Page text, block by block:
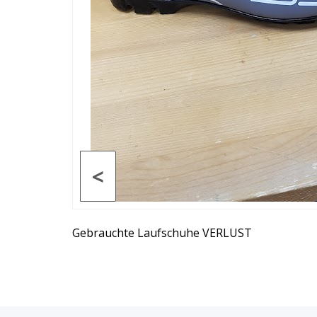
<
Gebrauchte Laufschuhe VERLUST